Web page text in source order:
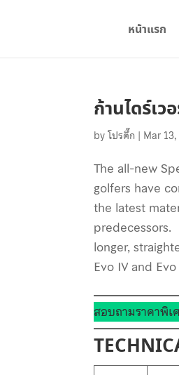
หน้าแรก
ก้านไดร์เ
byโปรตึ๊ก | Mar
The all-new
golfers have
the latest
predecessors.
longer,
Evo IV and Evo
สอบถามราคาพิ